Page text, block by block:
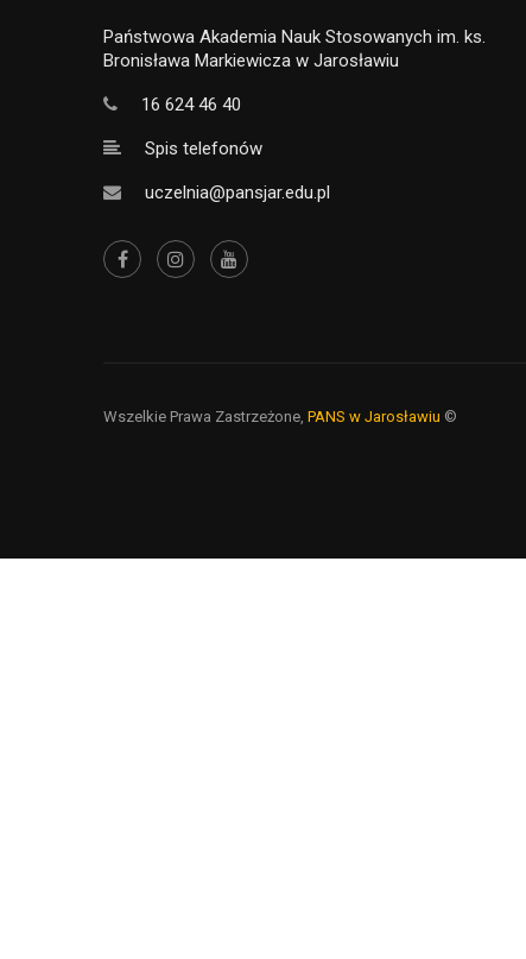
Państwowa Akademia Nauk Stosowanych im. ks.
Bronisława Markiewicza w Jarosławiu
16 624 46 40
Spis telefonów
uczelnia@pansjar.edu.pl
Wszelkie Prawa Zastrzeżone, PANS w Jarosławiu ©